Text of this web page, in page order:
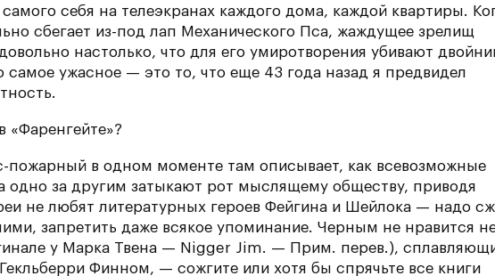
себя на телеэкранах каждого дома, каждой квартиры.
сбегает из-под лап Механического Пса, жаждущее зрелищ
настолько, что для его умиротворения убивают
самое ужасное — это то, что еще 43 года назад я предвидел
«Фаренгейте»?
пожарный в одном моменте там описывает, как всевозможные
одно за другим затыкают рот мыслящему обществу, приводя
не любят литературных героев Фейгина и Шейлока — надо
запретить даже всякое упоминание. Черным не нравится
у Марка Твена — Nigger Jim. — Прим. перев.),
Финном, — сожгите или хотя бы спрячьте все книги